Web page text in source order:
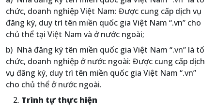
chức, doanh nghiệp Việt Nam: Được cung cấp dịch vụ
đăng ký, duy trì tên miền quốc gia Việt Nam “.vn” cho
chủ thể tại Việt Nam và ở nước ngoài;
b) Nhà đăng ký tên miền quốc gia Việt Nam “.vn” là tổ
chức, doanh nghiệp ở nước ngoài: Được cung cấp dịch
vụ đăng ký, duy trì tên miền quốc gia Việt Nam “.vn”
cho chủ thể ở nước ngoài.
Trình tự thực hiện